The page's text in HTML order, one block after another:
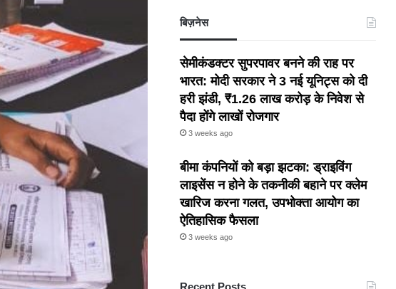
बिज़नेस
सेमीकंडक्टर सुपरपावर बनने की राह पर
भारत: मोदी सरकार ने 3 नई यूनिट्स को दी
हरी झंडी, ₹1.26 लाख करोड़ के निवेश से
पैदा होंगे लाखों रोजगार
3 weeks ago
बीमा कंपनियों को बड़ा झटका: ड्राइविंग
लाइसेंस न होने के तकनीकी बहाने पर क्लेम
खारिज करना गलत, उपभोक्ता आयोग का
ऐतिहासिक फैसला
3 weeks ago
Recent Posts